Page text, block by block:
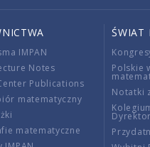
IMPAN
Notes
Publications
matematyczny
matematyczne
ŚWIAT
Polskie
Notatki